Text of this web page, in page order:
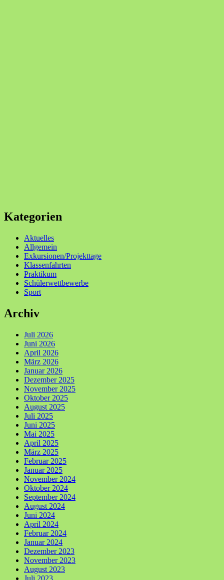
Kategorien
Aktuelles
Allgemein
Exkursionen/Projekttage
Klassenfahrten
Praktikum
Schülerwettbewerbe
Sport
Archiv
Juli 2026
Juni 2026
April 2026
März 2026
Januar 2026
Dezember 2025
November 2025
Oktober 2025
August 2025
Juli 2025
Juni 2025
Mai 2025
April 2025
März 2025
Februar 2025
Januar 2025
November 2024
Oktober 2024
September 2024
August 2024
Juni 2024
April 2024
Februar 2024
Januar 2024
Dezember 2023
November 2023
August 2023
Juli 2023